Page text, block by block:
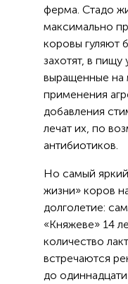
ферма. Стадо
максимально
коровы гуляют
захотят, в пищу
выращенные на
применения
добавления
лечат их, по
антибиотиков.
Но самый яркий
жизни» коров
долголетие:
«Княжеве» 14
количество
встречаются
до